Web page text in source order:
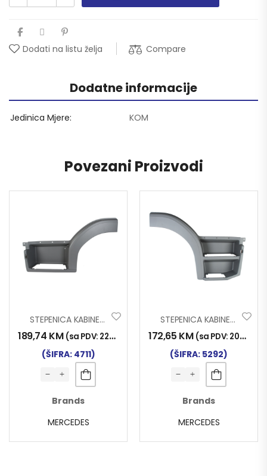
Dodati na listu želja Compare
Dodatne informacije
Jedinica Mjere KOM
Povezani Proizvodi
STEPENICA KABINE ATEGO LIJEVA
189,74 KM (sa PDV: 222,00
(ŠIFRA: 4711)
Brands
MERCEDES
STEPENICA KABINE ATEGO DESNA SA DVA GAZIŠTA
172,65 KM (sa PDV: 202,00
(ŠIFRA: 5292)
Brands
MERCEDES